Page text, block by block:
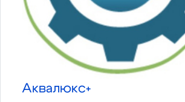
Аквалюкс+